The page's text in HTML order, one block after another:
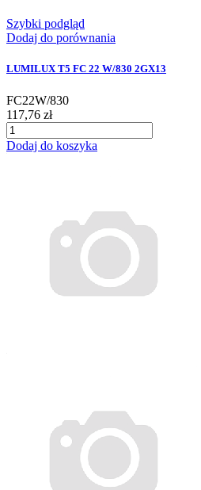
Szybki podgląd
Dodaj do porównania
LUMILUX T5 FC 22 W/830 2GX13
FC22W/830
117,76 zł
Dodaj do koszyka